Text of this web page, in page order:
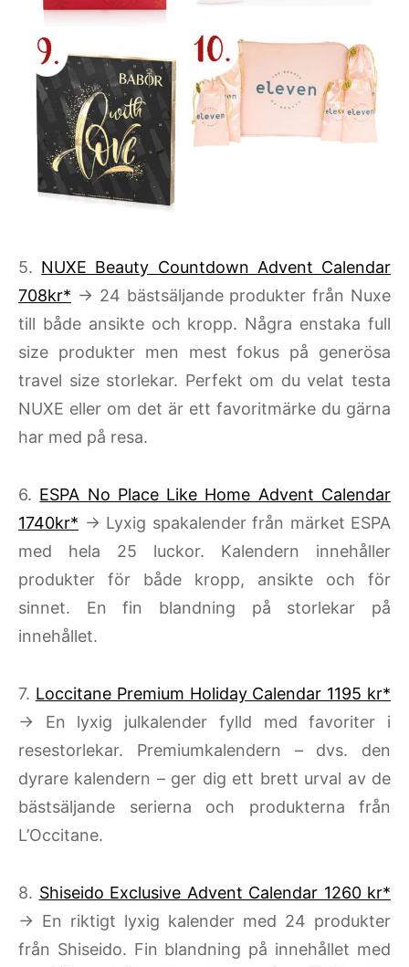
5. NUXE Beauty Countdown Advent Calendar
708kr* → 24 bästsäljande produkter från Nuxe
till både ansikte och kropp. Några enstaka full
size produkter men mest fokus på generösa
travel size storlekar. Perfekt om du velat testa
NUXE eller om det är ett favoritmärke du gärna
har med på resa.
6. ESPA No Place Like Home Advent Calendar
1740kr* → Lyxig spakalender från märket ESPA
med hela 25 luckor. Kalendern innehåller
produkter för både kropp, ansikte och för
sinnet. En fin blandning på storlekar på
innehållet.
7. Loccitane Premium Holiday Calendar 1195 kr*
→ En lyxig julkalender fylld med favoriter i
resestorlekar. Premiumkalendern – dvs. den
dyrare kalendern – ger dig ett brett urval av de
bästsäljande serierna och produkterna från
L’Occitane.
8. Shiseido Exclusive Advent Calendar 1260 kr*
→ En riktigt lyxig kalender med 24 produkter
från Shiseido. Fin blandning på innehållet med